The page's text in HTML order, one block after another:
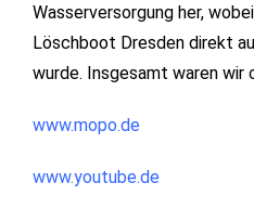
Wasserversorgung her,
Löschboot Dresden direkt
wurde. Insgesamt waren wir
www.mopo.de
www.youtube.de